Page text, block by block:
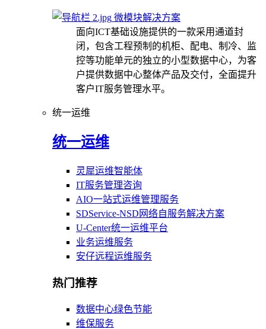
微模块解决方案
面向ICT基础设施提供的一款采用通道封
闭，包含工程预制的机柜、配电、制冷、监
控等功能单元的独立的小型数据中心，为客
户提供数据中心整体产品及交付，全面提升
客户IT服务管理水平。
统一运维
统一运维
灵犀运维智能体
IT服务管理咨询
AIO一站式运维管理服务
SDService-NSD网络自服务解决方案
U-Center统一运维平台
业务运维服务
安仔远程运维服务
热门推荐
数据中心绿色节能
维保服务